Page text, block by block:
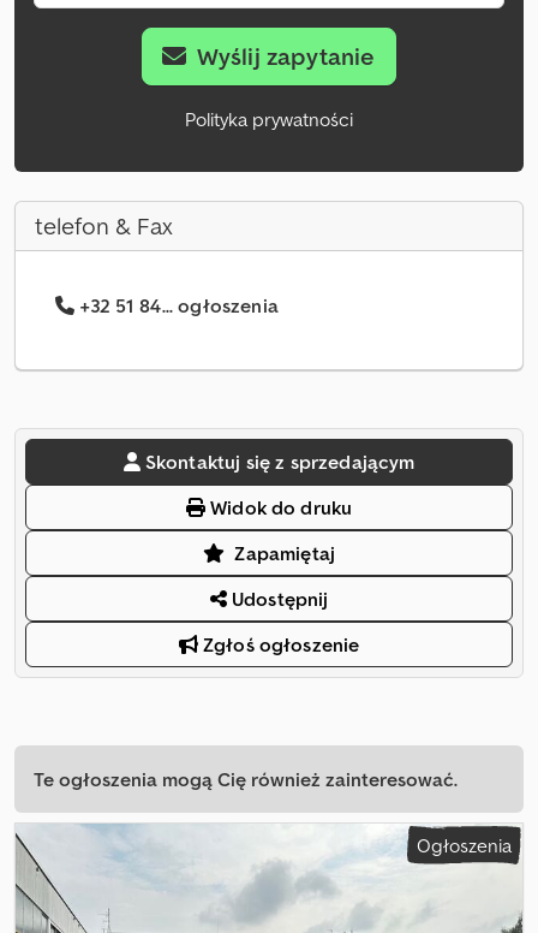
Wyślij zapytanie
Polityka prywatności
telefon & Fax
+32 51 84... ogłoszenia
Skontaktuj się z sprzedającym
Widok do druku
Zapamiętaj
Udostępnij
Zgłoś ogłoszenie
Te ogłoszenia mogą Cię również zainteresować.
Ogłoszenia